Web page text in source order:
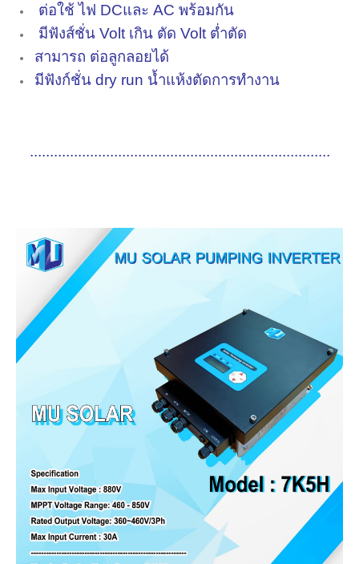
ต่อใช้ ไฟ DCและ AC พร้อมกัน
มีฟังส์ชั่น Volt เกิน ตัด Volt ต่ำตัด
สามารถ ต่อลูกลอยได้
มีฟังก์ชั่น dry run น้ำแห้งตัดการทำงาน
...........................................................................